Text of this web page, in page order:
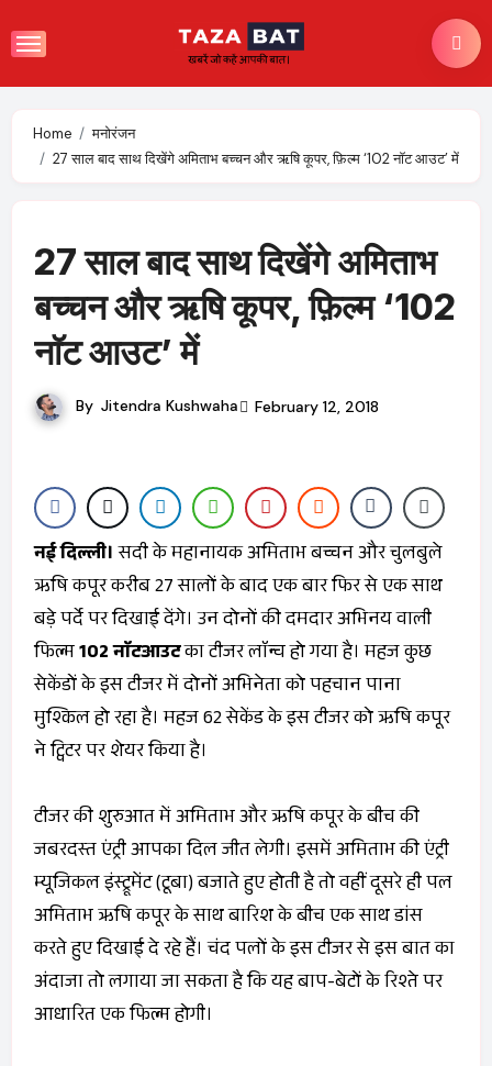
to
Home
मनोरंजन
27 साल बाद साथ दिखेंगे अमिताभ बच्चन और ऋषि कूपर, फ़िल्म ‘102 नाॅट आउट’ में
27 साल बाद साथ दिखेंगे अमिताभ
बच्चन और ऋषि कूपर, फ़िल्म ‘102
नाॅट आउट’ में
By Jitendra Kushwaha February 12, 2018
नई दिल्ली।सदी के महानायक अमिताभ बच्चन और चुलबुले
ऋषि कपूर करीब 27 सालों के बाद एक बार फिर से एक साथ
बड़े पर्दे पर दिखाई देंगे। उन दोनों की दमदार अभिनय वाली
फिल्म102 नाॅटआउटका टीजर लाॅन्च हो गया है। महज कुछ
सेकेंडों के इस टीजर में दोनों अभिनेता को पहचान पाना
मुश्किल हो रहा है। महज 62 सेकेंड के इस टीजर को ऋषि कपूर
ने ट्विटर पर शेयर किया है।
टीजर की शुरुआत में अमिताभ और ऋषि कपूर के बीच की
जबरदस्त एंट्री आपका दिल जीत लेगी। इसमें अमिताभ की एंट्री
म्यूजिकल इंस्ट्रूमेंट (टूबा) बजाते हुए होती है तो वहीं दूसरे ही पल
अमिताभ ऋषि कपूर के साथ बारिश के बीच एक साथ डांस
करते हुए दिखाई दे रहे हैं। चंद पलों के इस टीजर से इस बात का
अंदाजा तो लगाया जा सकता है कि यह बाप-बेटों के रिश्ते पर
आधारित एक फिल्म होगी।